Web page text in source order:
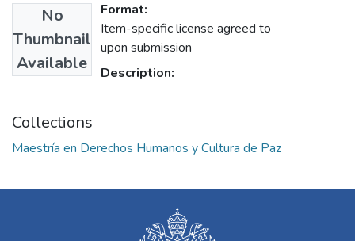
No
Thumbnail
Available
Format:
Item-specific license agreed to
upon submission
Description:
Collections
Maestría en Derechos Humanos y Cultura de Paz